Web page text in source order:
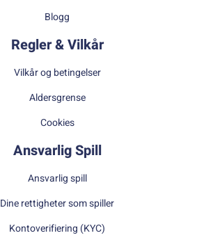
Blogg
Regler & Vilkår
Vilkår og betingelser
Aldersgrense
Cookies
Ansvarlig Spill
Ansvarlig spill
Dine rettigheter som spiller
Kontoverifiering (KYC)